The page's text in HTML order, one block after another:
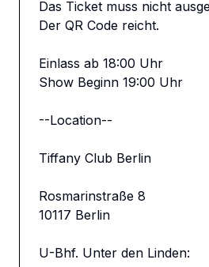
Das Ticket muss nicht
Der QR Code reicht.
Einlass ab 18:00 Uhr
Show Beginn 19:00 Uhr
--Location--
Tiffany Club Berlin
Rosmarinstraße 8
10117 Berlin
U-Bhf. Unter den Linden: